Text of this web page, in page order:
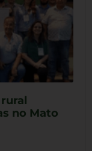
no Mato